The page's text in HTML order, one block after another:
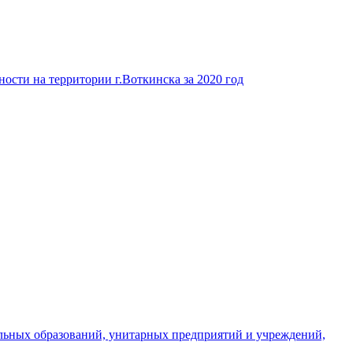
на территории г.Воткинска за 2020 год
образований, унитарных предприятий и учреждений,